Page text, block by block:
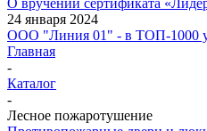
О вручении сертификата
24 января 2024
ООО "Линия 01" - в ТОП-1000
Главная
-
Каталог
-
Лесное пожаротушение